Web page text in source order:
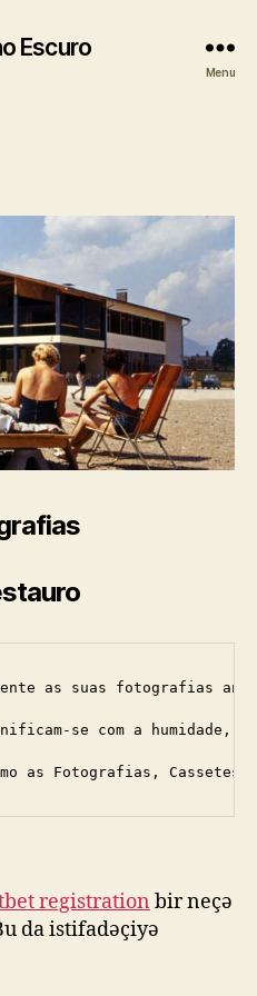
Escuro
Menu
as suas fotografias
se com a
as Fotografias,
registration bir neçə
da istifadəçiyə